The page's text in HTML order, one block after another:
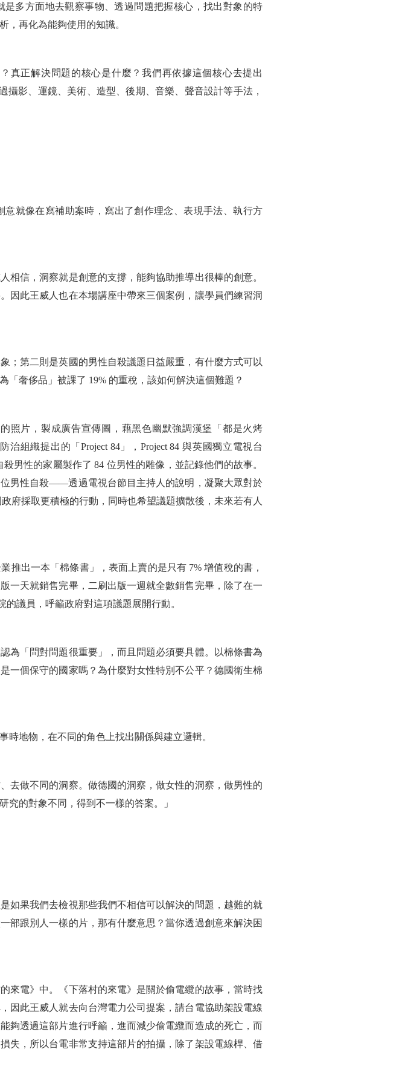
多方面地去觀察事物、透過問題把握核心，找出對象的特
，再化為能夠使用的知識。
真正解決問題的核心是什麼？我們再依據這個核心去提出
影、運鏡、美術、造型、後期、音樂、聲音設計等手法，
就像在寫補助案時，寫出了創作理念、表現手法、執行方
相信，洞察就是創意的支撐，能夠協助推導出很棒的創意。
因此王威人也在本場講座中帶來三個案例，讓學員們練習洞
；第二則是英國的男性自殺議題日益嚴重，有什麼方式可以
奢侈品」被課了 19% 的重稅，該如何解決這個難題？
照片，製成廣告宣傳圖，藉黑色幽默強調漢堡「都是火烤
組織提出的「Project 84」，Project 84 與英國獨立電視台
男性的家屬製作了 84 位男性的雕像，並記錄他們的故事。
男性自殺——透過電視台節目主持人的說明，凝聚大眾對於
府採取更積極的行動，同時也希望議題擴散後，未來若有人
推出一本「棉條書」，表面上賣的是只有 7% 增值稅的書，
一天就銷售完畢，二刷出版一週就全數銷售完畢，除了在一
議員，呼籲政府對這項議題展開行動。
為「問對問題很重要」，而且問題必須要具體。以棉條書為
一個保守的國家嗎？為什麼對女性特別不公平？德國衛生棉
地物，在不同的角色上找出關係與建立邏輯。
去做不同的洞察。做德國的洞察，做女性的洞察，做男性的
究的對象不同，得到不一樣的答案。」
如果我們去檢視那些我們不相信可以解決的問題，越難的就
部跟別人一樣的片，那有什麼意思？當你透過創意來解決困
來電》中。《下落村的來電》是關於偷電纜的故事，當時找
因此王威人就去向台灣電力公司提案，請台電協助架設電線
透過這部片進行呼籲，進而減少偷電纜而造成的死亡，而
失，所以台電非常支持這部片的拍攝，除了架設電線桿、借